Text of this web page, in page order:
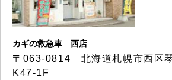
カギの救急車 西店
〒063-0814 北海道札幌市西区
K47-1F